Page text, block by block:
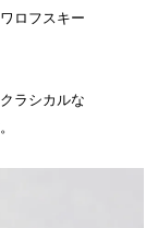
ロフスキー
ラシカルな